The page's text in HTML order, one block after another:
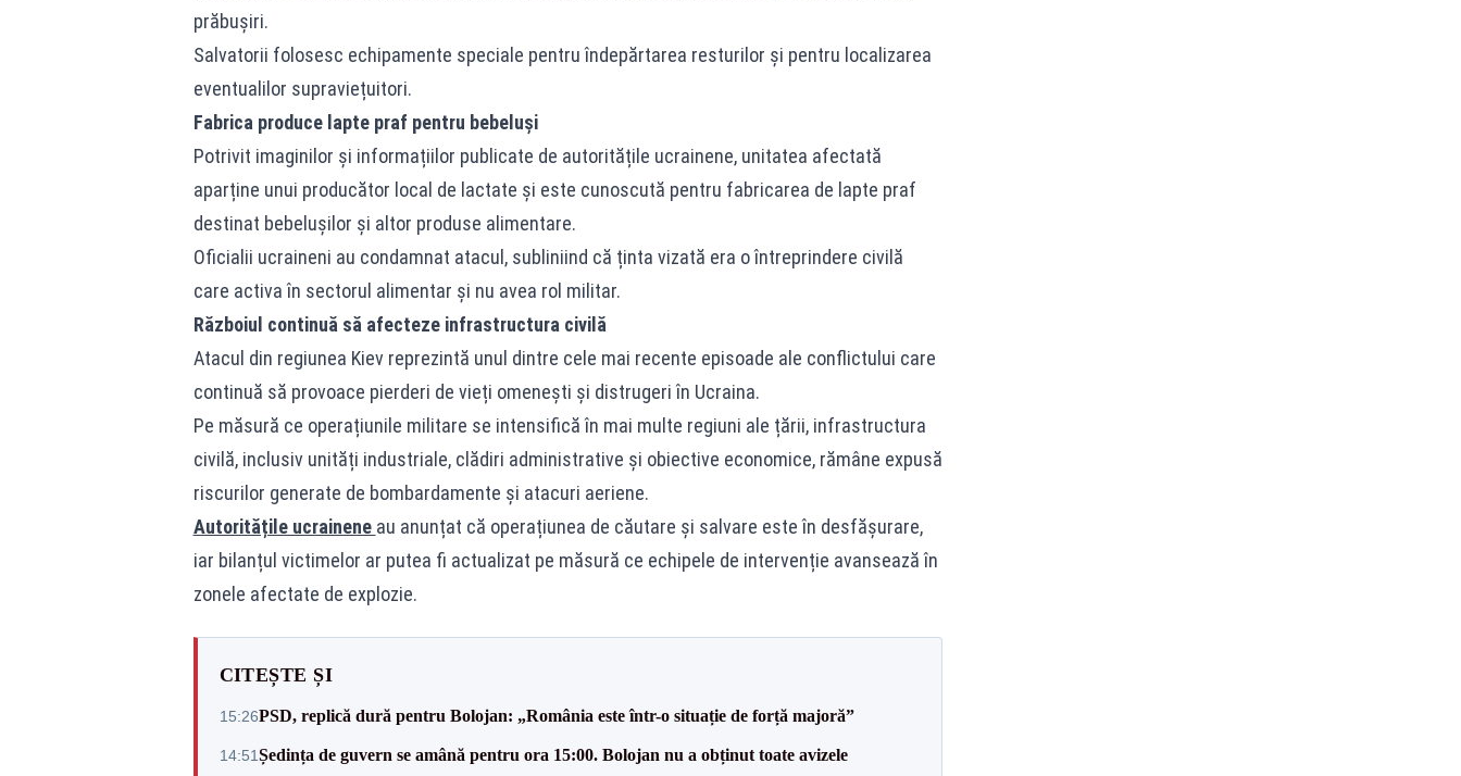
prăbușiri.
Salvatorii folosesc echipamente speciale pentru îndepărtarea resturilor și pentru localizarea
eventualilor supraviețuitori.
Fabrica produce lapte praf pentru bebeluși
Potrivit imaginilor și informațiilor publicate de autoritățile ucrainene, unitatea afectată
aparține unui producător local de lactate și este cunoscută pentru fabricarea de lapte praf
destinat bebelușilor și altor produse alimentare.
Oficialii ucraineni au condamnat atacul, subliniind că ținta vizată era o întreprindere civilă
care activa în sectorul alimentar și nu avea rol militar.
Războiul continuă să afecteze infrastructura civilă
Atacul din regiunea Kiev reprezintă unul dintre cele mai recente episoade ale conflictului care
continuă să provoace pierderi de vieți omenești și distrugeri în Ucraina.
Pe măsură ce operațiunile militare se intensifică în mai multe regiuni ale țării, infrastructura
civilă, inclusiv unități industriale, clădiri administrative și obiective economice, rămâne expusă
riscurilor generate de bombardamente și atacuri aeriene.
Autoritățile ucrainene au anunțat că operațiunea de căutare și salvare este în desfășurare,
iar bilanțul victimelor ar putea fi actualizat pe măsură ce echipele de intervenție avansează în
zonele afectate de explozie.
CITEȘTE ȘI
15:26PSD, replică dură pentru Bolojan: „România este într-o situație de forță majoră”
14:51Ședința de guvern se amână pentru ora 15:00. Bolojan nu a obținut toate avizele